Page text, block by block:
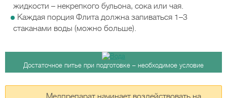
жидкости – некрепкого бульона, сока или чая.
Каждая порция Флита должна запиваться 1–3
стаканами воды (можно больше).
Достаточное питье при подготовке – необходимое условие